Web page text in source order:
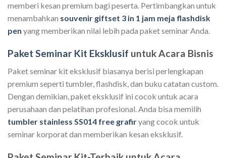
memberi kesan premium bagi peserta. Pertimbangkan untuk
menambahkan souvenir giftset 3 in 1 jam meja flashdisk
pen yang memberikan nilai lebih pada paket seminar Anda.
Paket Seminar Kit Eksklusif untuk Acara Bisnis
Paket seminar kit eksklusif biasanya berisi perlengkapan
premium seperti tumbler, flashdisk, dan buku catatan custom.
Dengan demikian, paket eksklusif ini cocok untuk acara
perusahaan dan pelatihan profesional. Anda bisa memilih
tumbler stainless SS014 free grafiryang cocok untuk
seminar korporat dan memberikan kesan eksklusif.